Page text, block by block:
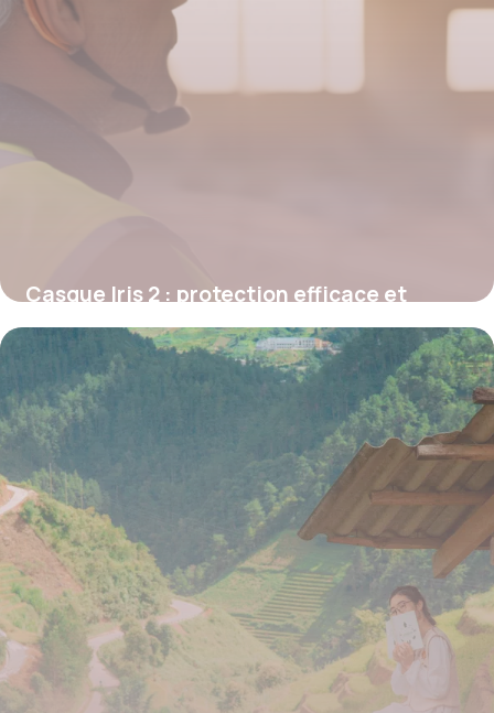
Casque Iris 2 : protection efficace et
confort certifié NF EN 397+A1
5 février 2026